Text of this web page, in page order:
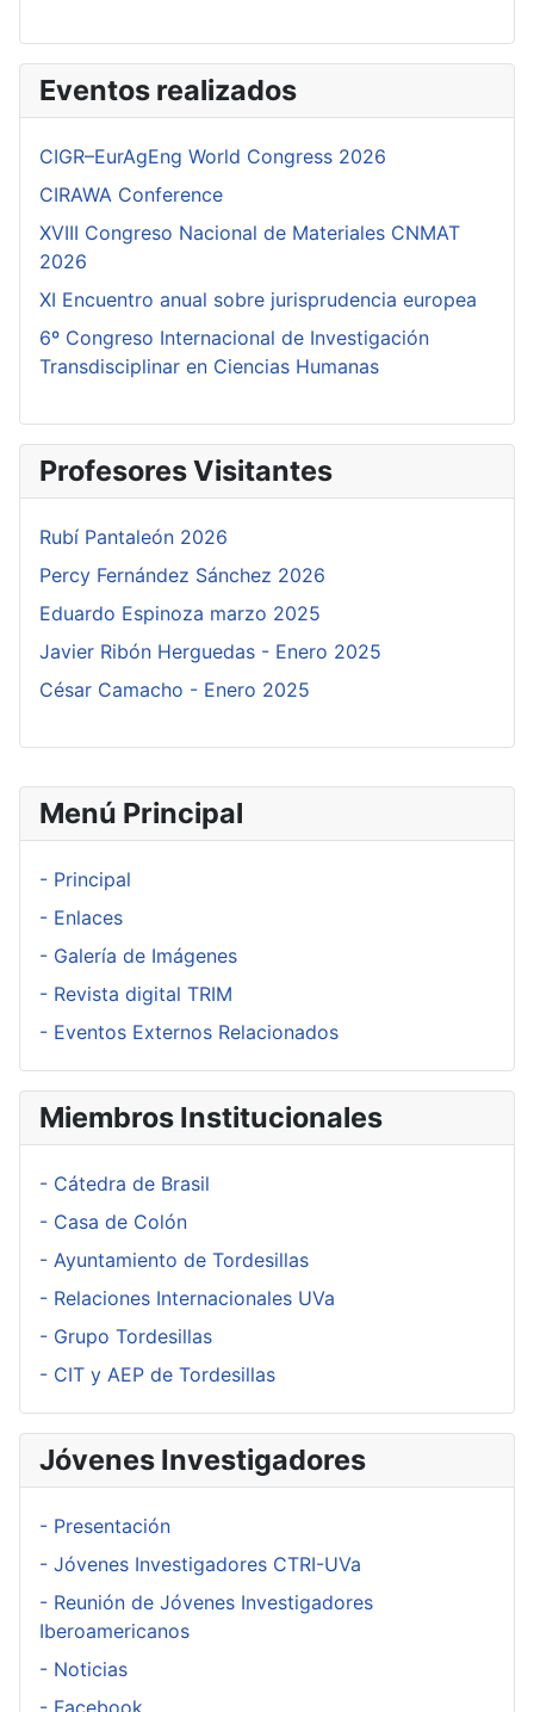
Menú Principal
- Principal
- Enlaces
- Galería de Imágenes
- Revista digital TRIM
- Eventos Externos Relacionados
Miembros Institucionales
- Cátedra de Brasil
- Casa de Colón
- Ayuntamiento de Tordesillas
- Relaciones Internacionales UVa
- Grupo Tordesillas
- CIT y AEP de Tordesillas
Jóvenes Investigadores
- Presentación
- Jóvenes Investigadores CTRI-UVa
- Reunión de Jóvenes Investigadores
Iberoamericanos
- Noticias
Eventos realizados
CIGR–EurAgEng World Congress 2026
CIRAWA Conference
XVIII Congreso Nacional de Materiales CNMAT
2026
XI Encuentro anual sobre jurisprudencia europea
6º Congreso Internacional de Investigación
Transdisciplinar en Ciencias Humanas
Profesores Visitantes
Rubí Pantaleón 2026
Percy Fernández Sánchez 2026
Eduardo Espinoza marzo 2025
Javier Ribón Herguedas - Enero 2025
César Camacho - Enero 2025